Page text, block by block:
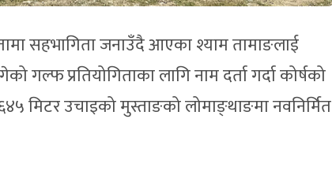
सहभागिता जनाउँदै आएका श्याम तामाङलाई
गल्फ प्रतियोगिताका लागि नाम दर्ता गर्दा कोर्षको
मिटर उचाइको मुस्ताङको लोमाङ्थाङमा नवनिर्मित